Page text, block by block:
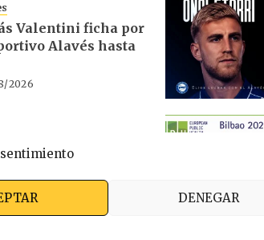
DENEGAR
Valentini ficha por
Alavés hasta
2026
en Euskadi
1,32% en julio
2026